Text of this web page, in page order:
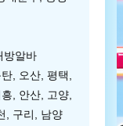
방알바
, 오산, 평택,
, 안산, 고양,
, 구리, 남양